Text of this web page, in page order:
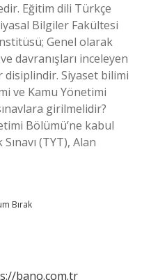
Eğitim dili Türkçe
Bilgiler Fakültesi
Genel olarak
davranışları inceleyen
Siyaset bilimi
ve Kamu Yönetimi
girilmelidir?
Bölümü’ne kabul
(TYT), Alan
Bırak
bano.com.tr